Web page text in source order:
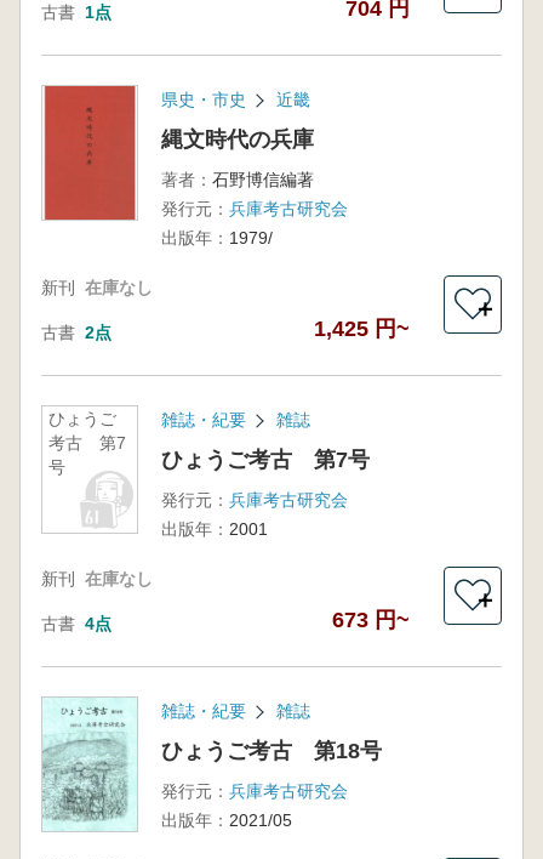
古書 1点 704 円
県史・市史 近畿
縄文時代の兵庫
著者： 石野博信編著
発行元： 兵庫考古研究会
出版年： 1979/
新刊 在庫なし
古書 2点 1,425 円~
＋
ひょうご
考古 第7
号
雑誌・紀要 雑誌
ひょうご考古 第7号
発行元： 兵庫考古研究会
出版年： 2001
新刊 在庫なし
古書 4点 673 円~
＋
雑誌・紀要 雑誌
ひょうご考古 第18号
発行元： 兵庫考古研究会
出版年： 2021/05